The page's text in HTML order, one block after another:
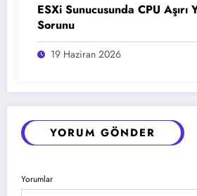
ESXi Sunucusunda CPU Aşırı
Sorunu
19 Haziran 2026
YORUM GÖNDER
Yorumlar